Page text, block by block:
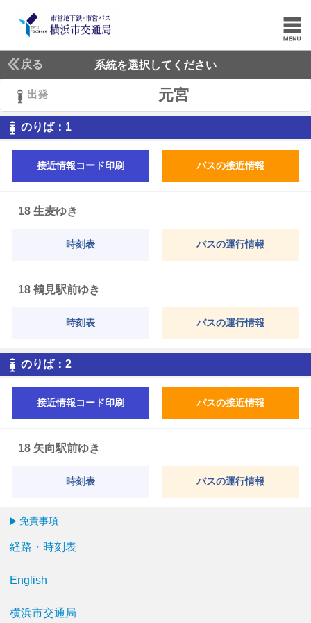
戻る 系統を選択してください
出発 元宮
のりば： 1
接近情報コード印刷 バスの接近情報
18 生麦ゆき
時刻表 バスの運行情報
18 鶴見駅前ゆき
時刻表 バスの運行情報
のりば： 2
接近情報コード印刷 バスの接近情報
18 矢向駅前ゆき
時刻表 バスの運行情報
免責事項
経路・時刻表
English
横浜市交通局